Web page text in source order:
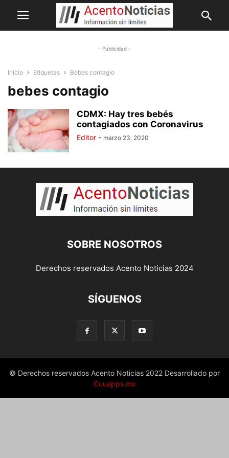
- Publicidad -
Inicio Etiquetas Bebes contagio
bebes contagio
CDMX: Hay tres bebés
contagiados con Coronavirus
Editor - marzo 23, 2020
SOBRE NOSOTROS
Derechos reservados Acento Noticias 2024
SÍGUENOS
© Derechos reservados Acento Noticias 2022 Desarrollado por
Cuuapps.mx